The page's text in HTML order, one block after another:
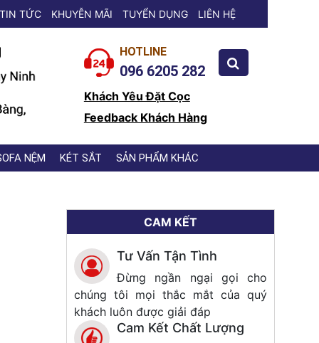
TIN TỨC KHUYỄN MÃI TUYỂN DỤNG LIÊN HỆ
HOTLINE
096 6205 282
Khách Yêu Đặt Cọc
Feedback Khách Hàng
NỆM KÉT SẮT SẢN PHẨM KHÁC
CAM KẾT
Tư Vấn Tận Tình
Đừng ngần ngại gọi cho
chúng tôi mọi thắc mắt của quý
khách luôn được giải đáp
Cam Kết Chất Lượng